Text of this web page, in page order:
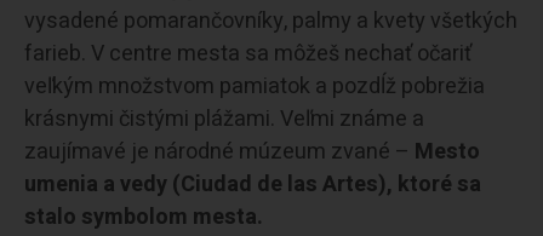
vysadené pomarančovníky, palmy a kvety všetkých
farieb. V centre mesta sa môžeš nechať očariť
veľkým množstvom pamiatok a pozdĺž pobrežia
krásnymi čistými plážami. Veľmi známe a
zaujímavé je národné múzeum zvané – Mesto
umenia a vedy (Ciudad de las Artes), ktoré sa
stalo symbolom mesta.